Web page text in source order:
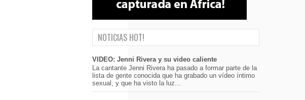
NOTICIAS HOT!
VIDEO: Jenni Rivera y su video caliente
La cantante Jenni Rivera ha pasado a formar parte de la
lista de gente conocida que ha grabado un vídeo íntimo
sexual, y que ha visto la luz...